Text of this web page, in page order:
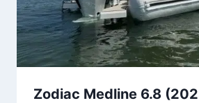
Zodiac Medline 6.8